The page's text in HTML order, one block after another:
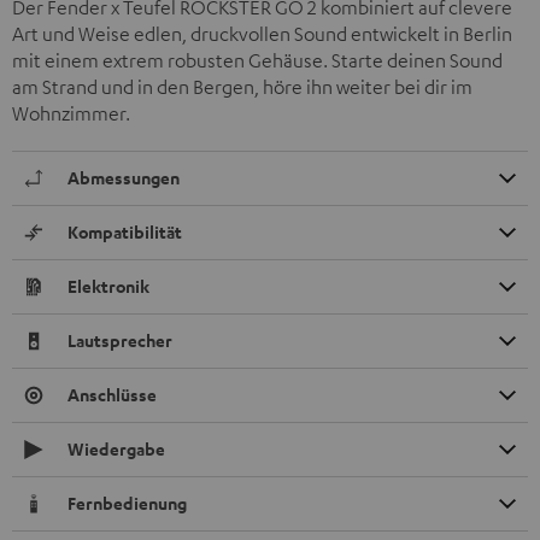
Der Fender x Teufel ROCKSTER GO 2 kombiniert auf clevere
Art und Weise edlen, druckvollen Sound entwickelt in Berlin
mit einem extrem robusten Gehäuse. Starte deinen Sound
am Strand und in den Bergen, höre ihn weiter bei dir im
Wohnzimmer.
Abmessungen
Kompatibilität
Elektronik
Lautsprecher
Anschlüsse
Wiedergabe
Fernbedienung